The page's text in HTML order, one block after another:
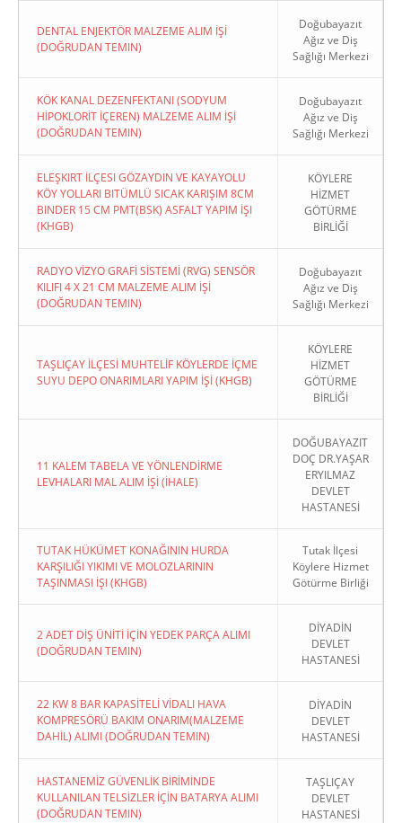
DENTAL ENJEKTÖR MALZEME ALIM İŞİ
(DOĞRUDAN TEMIN)
Doğubayazıt
Ağız ve Diş
Sağlığı Merkezi
KÖK KANAL DEZENFEKTANI (SODYUM
HİPOKLORİT İÇEREN) MALZEME ALIM İŞİ
(DOĞRUDAN TEMIN)
Doğubayazıt
Ağız ve Diş
Sağlığı Merkezi
ELEŞKIRT İLÇESI GÖZAYDIN VE KAYAYOLU
KÖY YOLLARI BITÜMLÜ SICAK KARIŞIM 8CM
BINDER 15 CM PMT(BSK) ASFALT YAPIM İŞI
(KHGB)
KÖYLERE
HİZMET
GÖTÜRME
BİRLİĞİ
RADYO VİZYO GRAFİ SİSTEMİ (RVG) SENSÖR
KILIFI 4 X 21 CM MALZEME ALIM İŞİ
(DOĞRUDAN TEMIN)
Doğubayazıt
Ağız ve Diş
Sağlığı Merkezi
TAŞLIÇAY İLÇESİ MUHTELİF KÖYLERDE İÇME
SUYU DEPO ONARIMLARI YAPIM İŞİ (KHGB)
KÖYLERE
HİZMET
GÖTÜRME
BİRLİĞİ
11 KALEM TABELA VE YÖNLENDİRME
LEVHALARI MAL ALIM İŞİ (İHALE)
DOĞUBAYAZIT
DOÇ DR.YAŞAR
ERYILMAZ
DEVLET
HASTANESİ
TUTAK HÜKÜMET KONAĞININ HURDA
KARŞILIĞI YIKIMI VE MOLOZLARININ
TAŞINMASI İŞI (KHGB)
Tutak İlçesi
Köylere Hizmet
Götürme Birliği
2 ADET DİŞ ÜNİTİ İÇİN YEDEK PARÇA ALIMI
(DOĞRUDAN TEMIN)
DİYADİN
DEVLET
HASTANESİ
22 KW 8 BAR KAPASİTELİ VİDALI HAVA
KOMPRESÖRÜ BAKIM ONARIM(MALZEME
DAHİL) ALIMI (DOĞRUDAN TEMIN)
DİYADİN
DEVLET
HASTANESİ
HASTANEMİZ GÜVENLİK BİRİMİNDE
KULLANILAN TELSİZLER İÇİN BATARYA ALIMI
(DOĞRUDAN TEMIN)
TAŞLIÇAY
DEVLET
HASTANESİ